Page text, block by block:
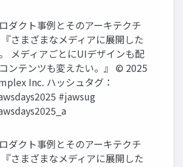
ダクト事例とそのアーキテクチ
さまざまなメディアに展開した
メディアごとにUIデザインも配
ンテンツも変えたい。』 © 2025
Inc. ハッシュタグ：
#jawsug
ダクト事例とそのアーキテクチ
さまざまなメディアに展開した